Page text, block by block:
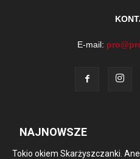
E-mail:
NAJNOWSZE
Tokio okiem Skarżyszczanki.